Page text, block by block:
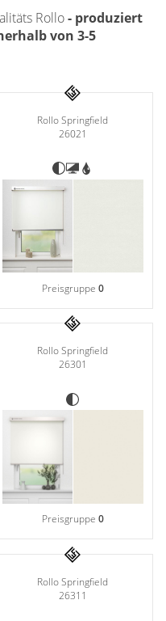
Rollo- produziert
von 3-5
Rollo Springfield
26021
Preisgruppe 0
Rollo Springfield
26301
Preisgruppe 0
Rollo Springfield
26311